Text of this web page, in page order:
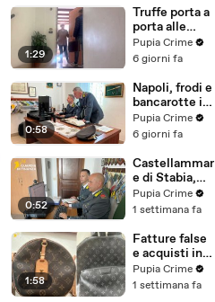
5 milioni
(30.07.26)
1:29
Truffe porta a
porta alle
anziane: in 6 a
processo,
vittime in
tutta Italia
(30.07.26)
Pupia Crime
6 giorni fa
0:58
Napoli, frodi e
bancarotte in
commercio
vini:
7,8 milioni
(30.07.26)
Pupia Crime
6 giorni fa
0:52
Castellammar
e di Stabia,
evasione
fiscale:
beni per 1,6
milioni ad un
consorzio
navale
(29.07.26)
Pupia Crime
1 settimana fa
1:58
Fatture false
e acquisti in
nero, blitz
contro rete di
Pupia Crime
1 settimana fa